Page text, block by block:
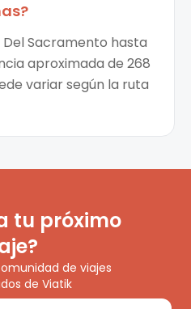
?
Del Sacramento hasta
aproximada de 268
variar según la ruta
tu próximo
de viajes
de Viatik